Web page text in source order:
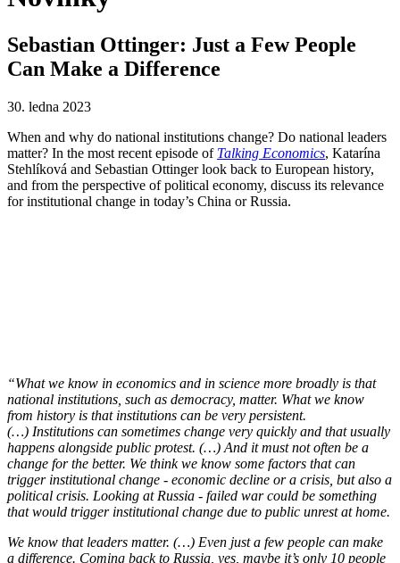
Sebastian Ottinger: Just a Few People
Can Make a Difference
30. ledna 2023
When and why do national institutions change? Do national leaders
matter? In the most recent episode of Talking Economics, Katarína
Stehlíková and Sebastian Ottinger look back to European history,
and from the perspective of political economy, discuss its relevance
for institutional change in today’s China or Russia.
“What we know in economics and in science more broadly is that
national institutions, such as democracy, matter. What we know
from history is that institutions can be very persistent.
(…) Institutions can sometimes change very quickly and that usually
happens alongside public protest. (…) And it must not often be a
change for the better. We think we know some factors that can
trigger institutional change - economic decline or a crisis, but also a
political crisis. Looking at Russia - failed war could be something
that would trigger institutional change due to public unrest at home.
We know that leaders matter. (…) Even just a few people can make
a difference. Coming back to Russia, yes, maybe it’s only 10 people